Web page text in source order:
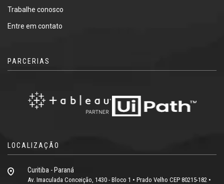
Trabalhe conosco
Entre em contato
PARCERIAS
LOCALIZAÇÃO
Curitiba - Paraná
Av. Imaculada Conceição, 1430 - Bloco 1 • Prado Velho CEP 80215-182 •